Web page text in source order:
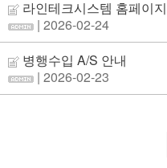
라인테크시스템 홈페이
| 2026-02-24
병행수입 A/S 안내
| 2026-02-23